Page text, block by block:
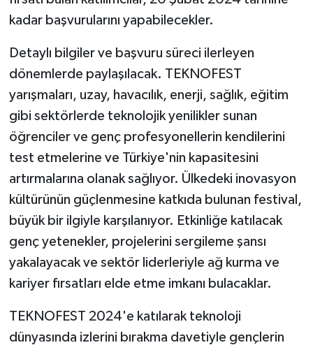
kadar başvurularını yapabilecekler.
Detaylı bilgiler ve başvuru süreci ilerleyen
dönemlerde paylaşılacak. TEKNOFEST
yarışmaları, uzay, havacılık, enerji, sağlık, eğitim
gibi sektörlerde teknolojik yenilikler sunan
öğrenciler ve genç profesyonellerin kendilerini
test etmelerine ve Türkiye'nin kapasitesini
artırmalarına olanak sağlıyor. Ülkedeki inovasyon
kültürünün güçlenmesine katkıda bulunan festival,
büyük bir ilgiyle karşılanıyor. Etkinliğe katılacak
genç yetenekler, projelerini sergileme şansı
yakalayacak ve sektör liderleriyle ağ kurma ve
kariyer fırsatları elde etme imkanı bulacaklar.
TEKNOFEST 2024'e katılarak teknoloji
dünyasında izlerini bırakma davetiyle gençlerin